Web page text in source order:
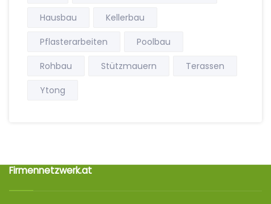
Hausbau
Kellerbau
Pflasterarbeiten
Poolbau
Rohbau
Stützmauern
Terassen
Ytong
Firmennetzwerk.at